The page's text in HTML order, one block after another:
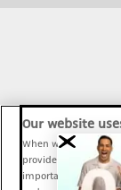
Our website
When we provide
provide social media
important and